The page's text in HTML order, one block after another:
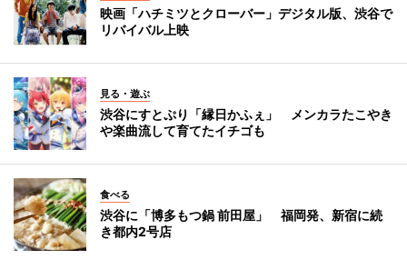
映画「ハチミツとクローバー」デジタル版、渋谷で
リバイバル上映
見る・遊ぶ
渋谷にすとぷり「縁日かふぇ」 メンカラたこやき
や楽曲流して育てたイチゴも
食べる
渋谷に「博多もつ鍋 前田屋」 福岡発、新宿に続
き都内2号店